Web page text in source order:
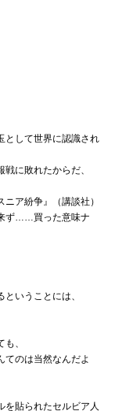
として世界に認識され
に敗れたからだ、
ア紛争』（講談社）
ず……買った意味ナ
いうことには、
、
てのは当然なんだよ
を貼られたセルビア人